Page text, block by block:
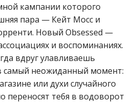
кампании которого
пара — Кейт Мосс и
Новый Obsessed —
и воспоминаниях.
вдруг улавливаешь
самый неожиданный момент:
или духи случайного
переносят тебя в водоворот